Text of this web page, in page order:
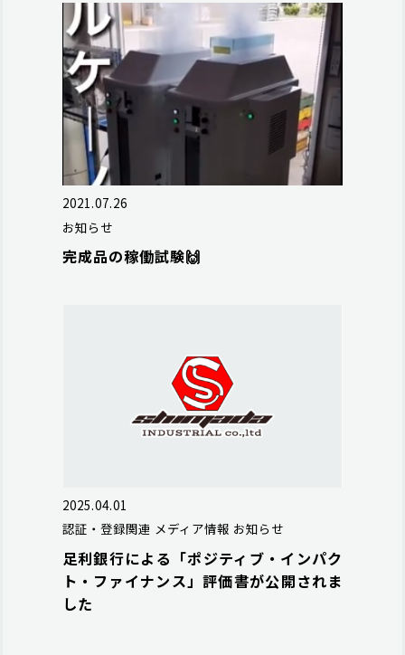
2021.07.26
お知らせ
完成品の稼働試験🙌
2025.04.01
認証・登録関連 メディア情報 お知らせ
足利銀行による「ポジティブ・インパク
ト・ファイナンス」評価書が公開されま
した